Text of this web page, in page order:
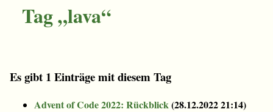
Tag „lava“
Es gibt 1 Einträge mit diesem Tag
Advent of Code 2022: Rückblick(28.12.2022 21:14)